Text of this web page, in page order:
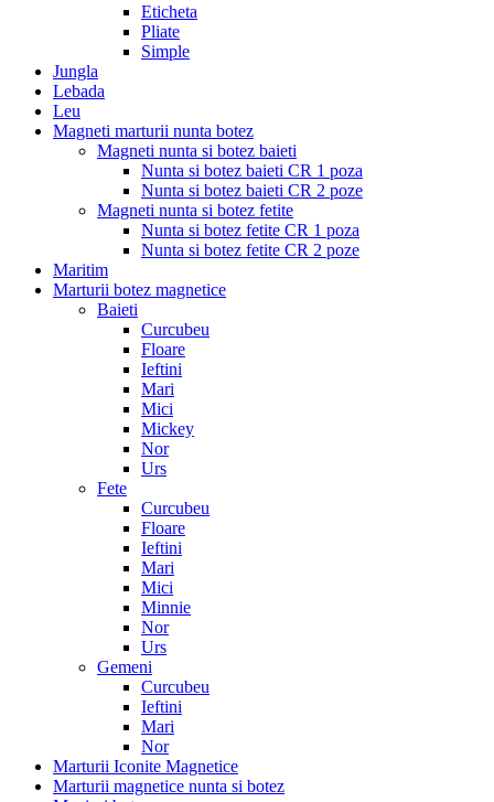
Eticheta
Pliate
Simple
Jungla
Lebada
Leu
Magneti marturii nunta botez
Magneti nunta si botez baieti
Nunta si botez baieti CR 1 poza
Nunta si botez baieti CR 2 poze
Magneti nunta si botez fetite
Nunta si botez fetite CR 1 poza
Nunta si botez fetite CR 2 poze
Maritim
Marturii botez magnetice
Baieti
Curcubeu
Floare
Ieftini
Mari
Mici
Mickey
Nor
Urs
Fete
Curcubeu
Floare
Ieftini
Mari
Mici
Minnie
Nor
Urs
Gemeni
Curcubeu
Ieftini
Mari
Nor
Marturii Iconite Magnetice
Marturii magnetice nunta si botez